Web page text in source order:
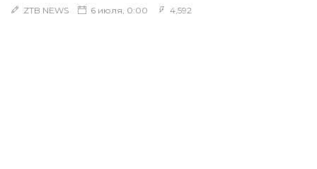
ZTB NEWS 6 июля, 0:00 4,592